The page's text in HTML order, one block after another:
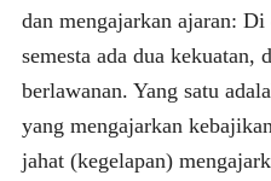
dan mengajarkan ajaran:
semesta ada dua kekuatan,
berlawanan. Yang satu
yang mengajarkan
jahat (kegelapan)